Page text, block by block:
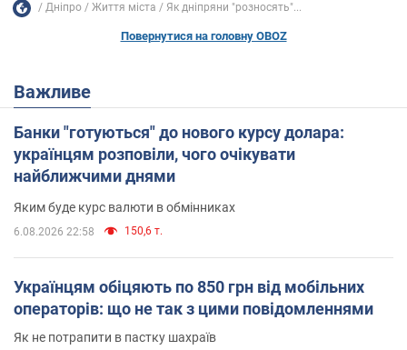
Дніпро Життя міста Як дніпряни "розносять"...
Повернутися на головну OBOZ
Важливе
Банки "готуються" до нового курсу долара:
українцям розповіли, чого очікувати
найближчими днями
Яким буде курс валюти в обмінниках
6.08.2026 22:58 150,6 т.
Українцям обіцяють по 850 грн від мобільних
операторів: що не так з цими повідомленнями
Як не потрапити в пастку шахраїв